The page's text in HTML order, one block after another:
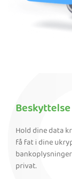
Beskyttelse
Hold dine data
få fat i dine
privat.